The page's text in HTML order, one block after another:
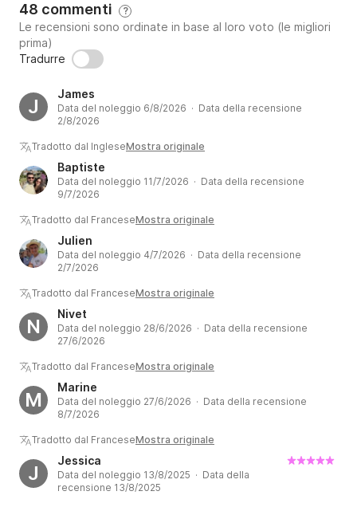
48 commenti ?
Le recensioni sono ordinate in base al loro voto (le migliori
prima)
Tradurre
J
James
Data del noleggio 6/8/2026 · Data della recensione
2/8/2026
Tradotto dal IngleseMostra originale
Baptiste
Data del noleggio 11/7/2026 · Data della recensione
9/7/2026
Tradotto dal FranceseMostra originale
Julien
Data del noleggio 4/7/2026 · Data della recensione
2/7/2026
Tradotto dal FranceseMostra originale
N
Nivet
Data del noleggio 28/6/2026 · Data della recensione
27/6/2026
Tradotto dal FranceseMostra originale
M
Marine
Data del noleggio 27/6/2026 · Data della recensione
8/7/2026
Tradotto dal FranceseMostra originale
J
Jessica
Data del noleggio 13/8/2025 · Data della
recensione 13/8/2025